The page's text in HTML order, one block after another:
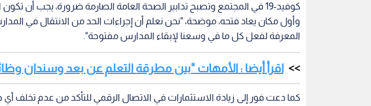
كوفيد-19 في المجتمع وتصبح تدابير الصحة العامة الصارمة ضرورة، يجب أن
وأول مكان يعاد فتحه، موضحة، "نحن نعلم أن إجراءات الحد من الانتقال في
المعرفة لفعل كل ما في وسعنا لإبقاء المدارس مفتوحة".
اقرأ أيضا : الأمهات "بين مطرقة التعلم عن بعد وسندان
كما دعت فور إلى زيادة الاستثمارات في الاتصال الرقمي للتأكد من عدم تخلف